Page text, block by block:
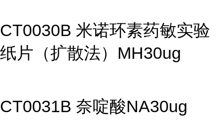
CT0030B 米诺环素药敏实验
纸片（扩散法）MH30ug
CT0031B 奈啶酸NA30ug